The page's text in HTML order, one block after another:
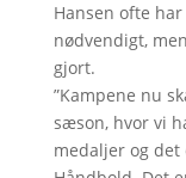
Hansen ofte
nødvendigt,
gjort.
”Kampene nu
sæson, hvor vi
medaljer og